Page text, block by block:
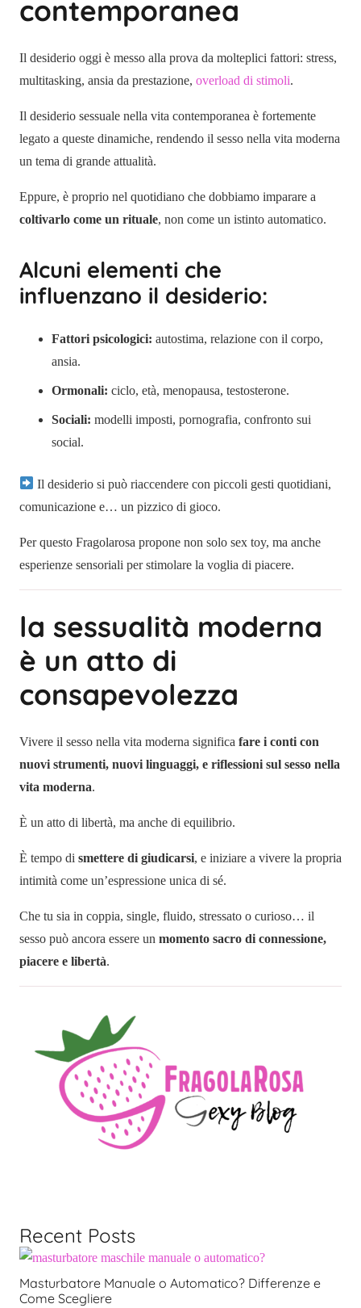
contemporanea
Il desiderio oggi è messo alla prova da molteplici fattori: stress,
multitasking, ansia da prestazione, overload di stimoli.
Il desiderio sessuale nella vita contemporanea è fortemente
legato a queste dinamiche, rendendo il sesso nella vita moderna
un tema di grande attualità.
Eppure, è proprio nel quotidiano che dobbiamo imparare a
coltivarlo come un rituale, non come un istinto automatico.
Alcuni elementi che
influenzano il desiderio:
Fattori psicologici: autostima, relazione con il corpo,
ansia.
Ormonali: ciclo, età, menopausa, testosterone.
Sociali: modelli imposti, pornografia, confronto sui
social.
Il desiderio si può riaccendere con piccoli gesti quotidiani,
comunicazione e… un pizzico di gioco.
Per questo Fragolarosa propone non solo sex toy, ma anche
esperienze sensoriali per stimolare la voglia di piacere.
la sessualità moderna
è un atto di
consapevolezza
Vivere il sesso nella vita moderna significa fare i conti con
nuovi strumenti, nuovi linguaggi, e riflessioni sul sesso nella
vita moderna.
È un atto di libertà, ma anche di equilibrio.
È tempo di smettere di giudicarsi, e iniziare a vivere la propria
intimità come un’espressione unica di sé.
Che tu sia in coppia, single, fluido, stressato o curioso… il
sesso può ancora essere un momento sacro di connessione,
piacere e libertà.
Recent Posts
Masturbatore Manuale o Automatico? Differenze e
Come Scegliere